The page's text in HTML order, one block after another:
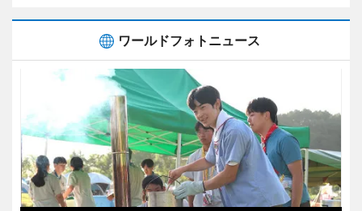
ワールドフォトニュース